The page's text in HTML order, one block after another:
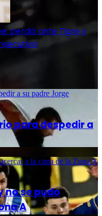
perdió ante Tigre y
a su padre Jorge
para despedir a
a la cima de la Zona A
no se pudo
A